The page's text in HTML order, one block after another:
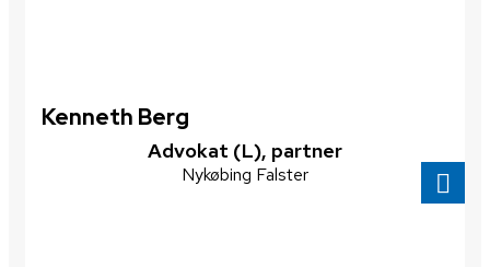
Kenneth Berg
​Advokat (L), partner
Nykøbing Falster